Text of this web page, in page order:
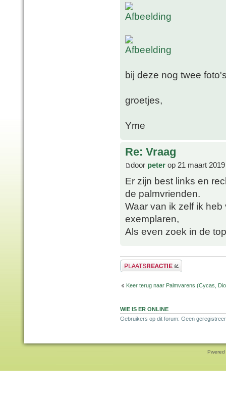
bij deze nog twee
groetjes,
Yme
Re: Vraag
door peter op 21 maart
Er zijn best links en
de palmvrienden.
Waar van ik zelf ik
exemplaren,
Als even zoek in de
Plaats een reactie
Keer terug naar Palmvarens (Cycas,
WIE IS ER ONLINE
Gebruikers op dit forum: Geen